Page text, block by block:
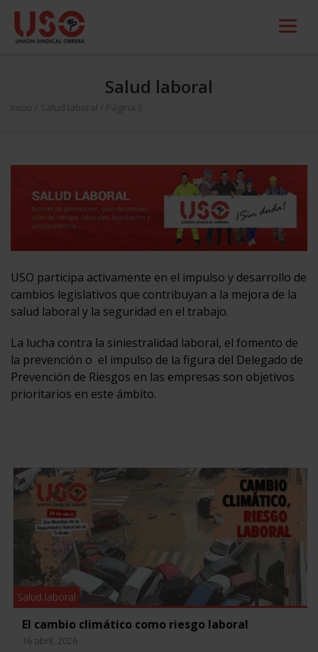
Salud laboral
Inicio Salud laboral / Página 5
USO participa activamente en el impulso y desarrollo de
cambios legislativos que contribuyan a la mejora de la
salud laboral y la seguridad en el trabajo.
La lucha contra la siniestralidad laboral, el fomento de
la prevención o el impulso de la figura del Delegado de
Prevención de Riesgos en las empresas son objetivos
prioritarios en este ámbito.
Salud laboral
El cambio climático como riesgo laboral
16 abril, 2026